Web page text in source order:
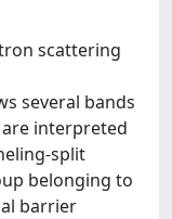
scattering
several bands
are interpreted
split
belonging to
barrier